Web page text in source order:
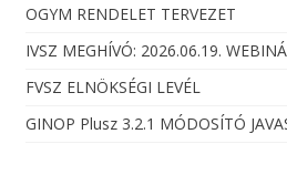
OGYM RENDELET TERVEZET
IVSZ MEGHÍVÓ: 2026.06.19.
FVSZ ELNÖKSÉGI LEVÉL
GINOP Plusz 3.2.1 MÓDOSÍTÓ